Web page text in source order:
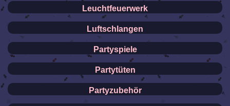
Leuchtfeuerwerk
Luftschlangen
Partyspiele
Partytüten
Partyzubehör